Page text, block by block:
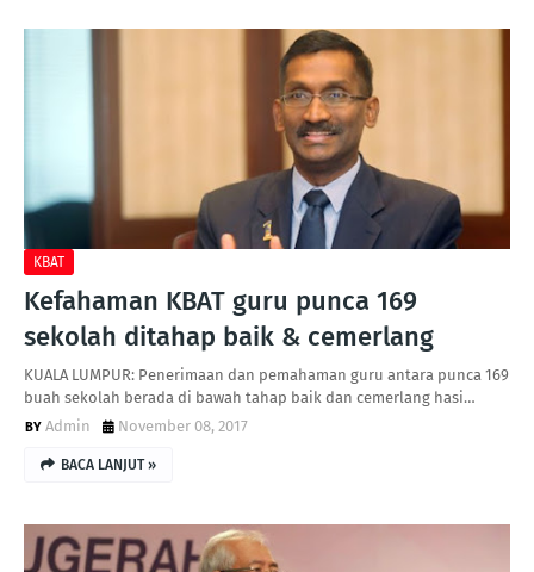
KBAT
Kefahaman KBAT guru punca 169
sekolah ditahap baik & cemerlang
KUALA LUMPUR: Penerimaan dan pemahaman guru antara punca 169
buah sekolah berada di bawah tahap baik dan cemerlang hasi…
Admin
November 08, 2017
BACA LANJUT »